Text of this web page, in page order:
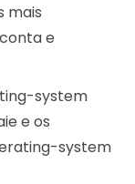
mais
e
system
e os
system